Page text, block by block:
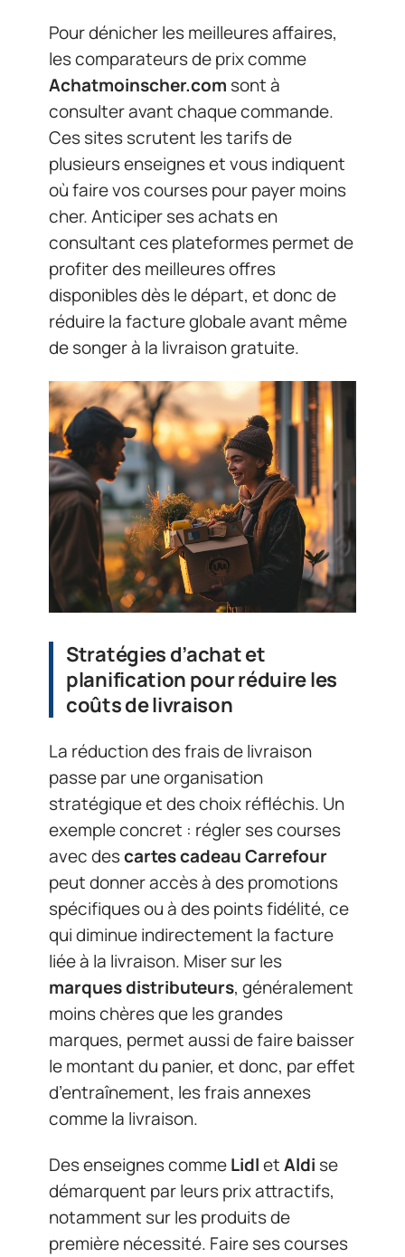
Pour dénicher les meilleures affaires,
les comparateurs de prix comme
Achatmoinscher.com sont à
consulter avant chaque commande.
Ces sites scrutent les tarifs de
plusieurs enseignes et vous indiquent
où faire vos courses pour payer moins
cher. Anticiper ses achats en
consultant ces plateformes permet de
profiter des meilleures offres
disponibles dès le départ, et donc de
réduire la facture globale avant même
de songer à la livraison gratuite.
Stratégies d’achat et
planification pour réduire les
coûts de livraison
La réduction des frais de livraison
passe par une organisation
stratégique et des choix réfléchis. Un
exemple concret : régler ses courses
avec descartes cadeau Carrefour
peut donner accès à des promotions
spécifiques ou à des points fidélité, ce
qui diminue indirectement la facture
liée à la livraison. Miser sur les
marques distributeurs, généralement
moins chères que les grandes
marques, permet aussi de faire baisser
le montant du panier, et donc, par effet
d’entraînement, les frais annexes
comme la livraison.
Des enseignes commeLidletAldi se
démarquent par leurs prix attractifs,
notamment sur les produits de
première nécessité. Faire ses courses